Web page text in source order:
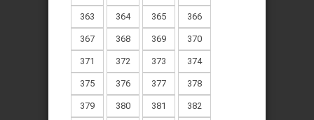
363 364 365 366
367 368 369 370
371 372 373 374
375 376 377 378
379 380 381 382